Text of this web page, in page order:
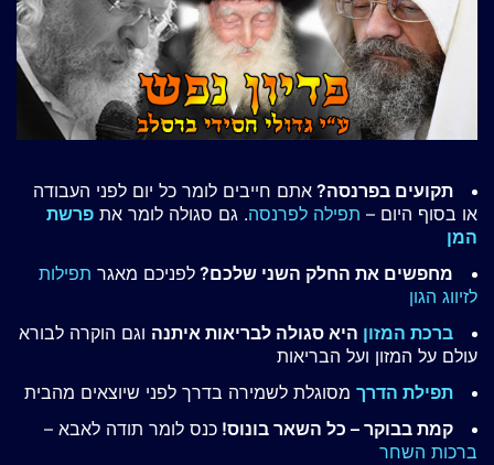
תקועים בפרנסה? אתם חייבים לומר כל יום לפני העבודה
או בסוף היום – תפילה לפרנסה. גם סגולה לומר את פרשת
המן
מחפשים את החלק השני שלכם? לפניכם מאגר תפילות
לזיווג הגון
ברכת המזון היא סגולה לבריאות איתנה וגם הוקרה לבורא
עולם על המזון ועל הבריאות
תפילת הדרך מסוגלת לשמירה בדרך לפני שיוצאים מהבית
קמת בבוקר – כל השאר בונוס! כנס לומר תודה לאבא –
ברכות השחר